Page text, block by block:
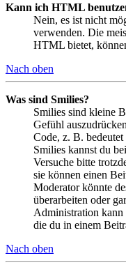
Kann ich HTML
Nein, es ist nicht
verwenden. Die
HTML bietet,
Nach oben
Was sind Smilies?
Smilies sind kleine
Gefühl
Code, z. B.
Smilies kannst du
Versuche bitte
sie können einen
Moderator könnte
überarbeiten oder
Administration kann
die du in einem
Nach oben